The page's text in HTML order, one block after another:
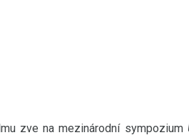
zve na mezinárodní sympozium